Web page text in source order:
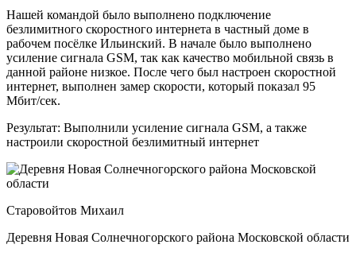
Нашей командой было выполнено подключение
безлимитного скоростного интернета в частный доме в
рабочем посёлке Ильинский. В начале было выполнено
усиление сигнала GSM, так как качество мобильной связь в
данной районе низкое. После чего был настроен скоростной
интернет, выполнен замер скорости, который показал 95
Мбит/сек.
Результат: Выполнили усиление сигнала GSM, а также
настроили скоростной безлимитный интернет
Старовойтов Михаил
Деревня Новая Солнечногорского района Московской области